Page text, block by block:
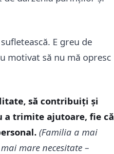
E greu de
motivat să nu mă opresc
să contribuiți și
a trimite ajutoare, fie că
(Familia a mai
mare necesitate –